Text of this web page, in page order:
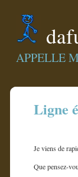
APPELLE
Ligne
Je viens de
Que pensez-